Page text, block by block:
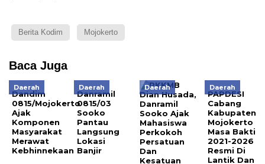
Berita Kodim Mojokerto
Baca Juga
Daerah
Dandim
0815/Mojokerto
Ajak
Komponen
Masyarakat
Merawat
Kebhinnekaan
Daerah
Danramil
0815/03
Sooko
Pantau
Langsung
Lokasi
Banjir
Daerah Daerah
PAPDESI
Cabang
Kabupaten
Mojokerto
Masa Bakti
2021-2026
Resmi Di
Lantik Dan